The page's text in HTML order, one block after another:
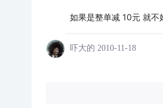
如果是整单减 10元 就不
吓大的 2010-11-18